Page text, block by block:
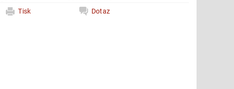
Tisk
Dotaz